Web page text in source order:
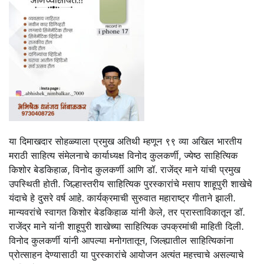
या दिमाखदार सोहळ्याला प्रमुख अतिथी म्हणून ९९ व्या अखिल भारतीय
मराठी साहित्य संमेलनाचे कार्याध्यक्ष विनोद कुलकर्णी, ज्येष्ठ साहित्यिक
किशोर बेडकिहाळ, विनोद कुलकर्णी आणि डॉ. राजेंद्र माने यांची प्रमुख
उपस्थिती होती. जिल्हास्तरीय साहित्यिक पुरस्कारांचे मसाप शाहूपुरी शाखेचे
यंदाचे हे दुसरे वर्ष आहे. कार्यक्रमाची सुरुवात महाराष्ट्र गीताने झाली.
मान्यवरांचे स्वागत किशोर बेडकिहाळ यांनी केले, तर प्रास्ताविकातून डॉ.
राजेंद्र माने यांनी शाहूपुरी शाखेच्या साहित्यिक उपक्रमांची माहिती दिली.
विनोद कुलकर्णी यांनी आपल्या मनोगतातून, जिल्ह्यातील साहित्यिकांना
प्रोत्साहन देण्यासाठी या पुरस्कारांचे आयोजन अत्यंत महत्त्वाचे असल्याचे